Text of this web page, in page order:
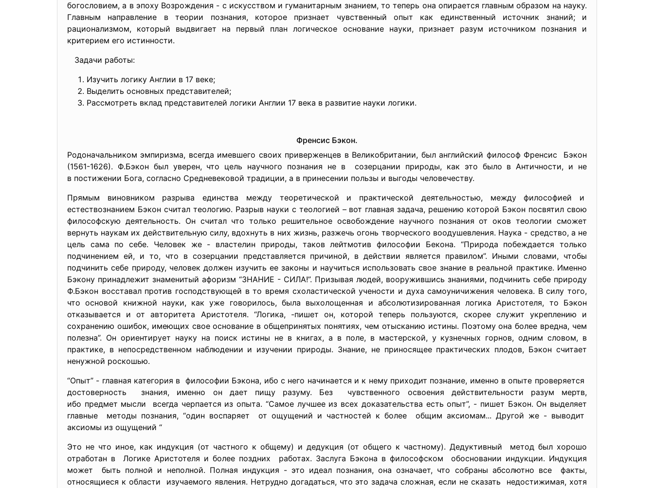
богословием, а в эпоху Возрождения - с искусством и гуманитарным знанием, то теперь она опирается главным образом на науку.
Главным направление в теории познания, которое признает чувственный опыт как единственный источник знаний; и
рационализмом, который выдвигает на первый план логическое основание науки, признает разум источником познания и
критерием его истинности.
Задачи работы:
Изучить логику Англии в 17 веке;
Выделить основных представителей;
Рассмотреть вклад представителей логики Англии 17 века в развитие науки логики.
Френсис Бэкон.
Родоначальником эмпиризма, всегда имевшего своих приверженцев в Великобритании, был английский философ Френсис Бэкон
(1561-1626). Ф.Бэкон был уверен, что цель научного познания не в созерцании природы, как это было в Античности, и не
в постижении Бога, согласно Средневековой традиции, а в принесении пользы и выгоды человечеству.
Прямым виновником разрыва единства между теоретической и практической деятельностью, между философией и
естествознанием Бэкон считал теологию. Разрыв науки с теологией – вот главная задача, решению которой Бэкон посвятил свою
философскую деятельность. Он считал что только решительное освобождение научного познания от оков теологии сможет
вернуть наукам их действительную силу, вдохнуть в них жизнь, разжечь огонь творческого воодушевления. Наука - средство, а не
цель сама по себе. Человек же - властелин природы, таков лейтмотив философии Бекона. “Природа побеждается только
подчинением ей, и то, что в созерцании представляется причиной, в действии является правилом”. Иными словами, чтобы
подчинить себе природу, человек должен изучить ее законы и научиться использовать свое знание в реальной практике. Именно
Бэкону принадлежит знаменитый афоризм “ЗНАНИЕ - СИЛА!”. Призывая людей, вооружившись знаниями, подчинить себе природу
Ф.Бэкон восставал против господствующей в то время схоластической учености и духа самоуничижения человека. В силу того,
что основой книжной науки, как уже говорилось, была выхолощенная и абсолютизированная логика Аристотеля, то Бэкон
отказывается и от авторитета Аристотеля. “Логика, -пишет он, которой теперь пользуются, скорее служит укреплению и
сохранению ошибок, имеющих свое основание в общепринятых понятиях, чем отысканию истины. Поэтому она более вредна, чем
полезна”. Он ориентирует науку на поиск истины не в книгах, а в поле, в мастерской, у кузнечных горнов, одним словом, в
практике, в непосредственном наблюдении и изучении природы. Знание, не приносящее практических плодов, Бэкон считает
ненужной роскошью.
“Опыт” - главная категория в философии Бэкона, ибо с него начинается и к нему приходит познание, именно в опыте проверяется
достоверность знания, именно он дает пищу разуму. Без чувственного освоения действительности разум мертв,
ибо предмет мысли всегда черпается из опыта. “Самое лучшее из всех доказательства есть опыт”, - пишет Бэкон. Он выделяет
главные методы познания, “один воспаряет от ощущений и частностей к более общим аксиомам... Другой же - выводит
аксиомы из ощущений “
Это не что иное, как индукция (от частного к общему) и дедукция (от общего к частному). Дедуктивный метод был хорошо
отработан в Логике Аристотеля и более поздних работах. Заслуга Бэкона в философском обосновании индукции. Индукция
может быть полной и неполной. Полная индукция - это идеал познания, она означает, что собраны абсолютно все факты,
относящиеся к области изучаемого явления. Нетрудно догадаться, что это задача сложная, если не сказать недостижимая, хотя